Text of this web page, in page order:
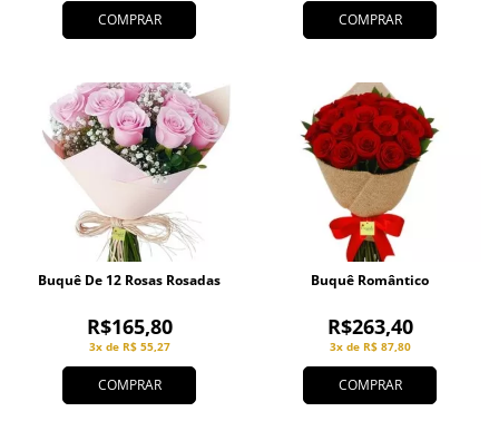
COMPRAR COMPRAR
COMPRAR
3x de R$ 55,27
R$165,80
Buquê De 12 Rosas Rosadas
COMPRAR
3x de R$ 87,80
R$263,40
Buquê Romântico